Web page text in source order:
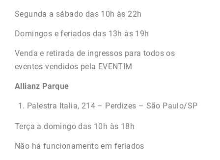
Segunda a sábado das 10h às 22h
Domingos e feriados das 13h às 19h
Venda e retirada de ingressos para todos os
eventos vendidos pela EVENTIM
Allianz Parque
Palestra Italia, 214 – Perdizes – São Paulo/SP
Terça a domingo das 10h às 18h
Não há funcionamento em feriados